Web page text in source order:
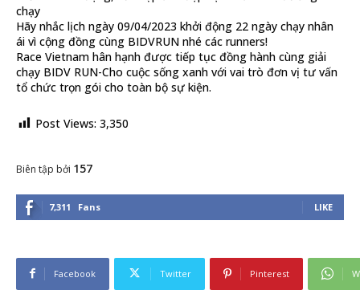
chạy
Hãy nhắc lịch ngày 09/04/2023 khởi động 22 ngày chạy nhân
ái vì cộng đồng cùng BIDVRUN nhé các runners!
Race Vietnam hân hạnh được tiếp tục đồng hành cùng giải
chạy BIDV RUN-Cho cuộc sống xanh với vai trò đơn vị tư vấn
tổ chức trọn gói cho toàn bộ sự kiện.
Post Views: 3,350
Biên tập bởi 157
7,311 Fans LIKE
Facebook Twitter Pinterest